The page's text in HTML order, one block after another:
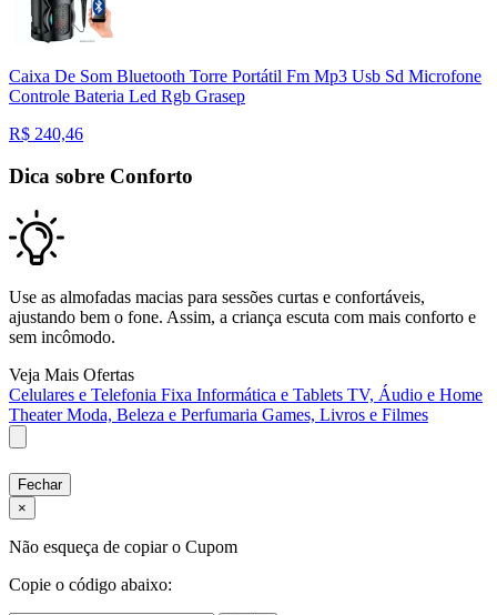
Caixa De Som Bluetooth Torre Portátil Fm Mp3 Usb Sd Microfone
Controle Bateria Led Rgb Grasep
R$ 240,46
Dica sobre Conforto
Use as almofadas macias para sessões curtas e confortáveis,
ajustando bem o fone. Assim, a criança escuta com mais conforto e
sem incômodo.
Veja Mais Ofertas
Celulares e Telefonia Fixa Informática e Tablets TV, Áudio e Home
TheaterModa, Beleza e Perfumaria Games, Livros e Filmes
Fechar
×
Não esqueça de copiar o Cupom
Copie o código abaixo: